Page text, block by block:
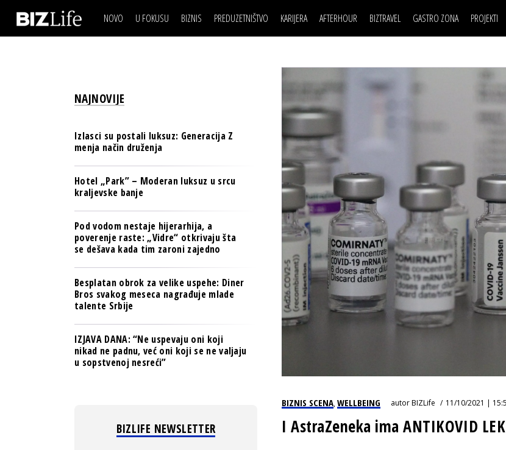
NOVO U FOKUSU BIZNIS
OSIGURANJE
TECH I AI
BIZNIS & SPORT
PULS REGIONA
NOVO NA RAFU
PREDUZETNIŠTVO KARIJERA
MOJ UGAO
USAVRŠAVANJE
KNOW-HOW
AFTERHOUR BIZTRAVEL GASTRO ZONA PROJEKTI
TASTY
30
BACK
IZJAVA DANABIZNIS SCENA
BREND I KOMUNIKACIJE
OSIGURANJE
POSAO
MOJ UGAO
USAVRŠAVANJE
KNOW-HOW
FILM I SCENA
AUTO SVET
STIL
WELLBEING
30
BIZNIS SCENA,WELLBEING autorBIZLife 11/10/2021 |
I AstraZeneka ima ANTIKOVID
NAJNOVIJE
Izlasci su postali luksuz: Generacija Z
menja način druženja
Hotel „Park” – Moderan luksuz u srcu
kraljevske banje
Pod vodom nestaje hijerarhija, a
poverenje raste: „Vidre“ otkrivaju šta
se dešava kada tim zaroni zajedno
Besplatan obrok za velike uspehe: Diner
Bros svakog meseca nagrađuje mlade
talente Srbije
IZJAVA DANA: “Ne uspevaju oni koji
nikad ne padnu, već oni koji se ne valjaju
u sopstvenoj nesreći”
BIZLIFE NEWSLETTER